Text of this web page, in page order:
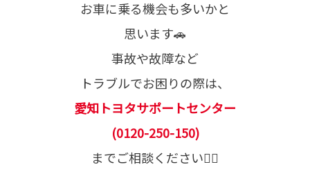
お車に乗る機会も多いかと
思います🚗
事故や故障など
トラブルでお困りの際は、
愛知トヨタサポートセンター
(0120-250-150)
までご相談ください💁‍♀️